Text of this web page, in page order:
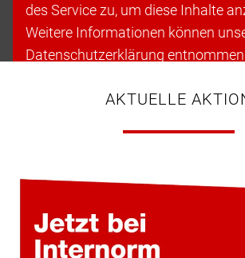
des Service zu, um diese Inhalte
Weitere Informationen können
Datenschutzerklärung
Cookies akzeptieren &
AKTUELLE